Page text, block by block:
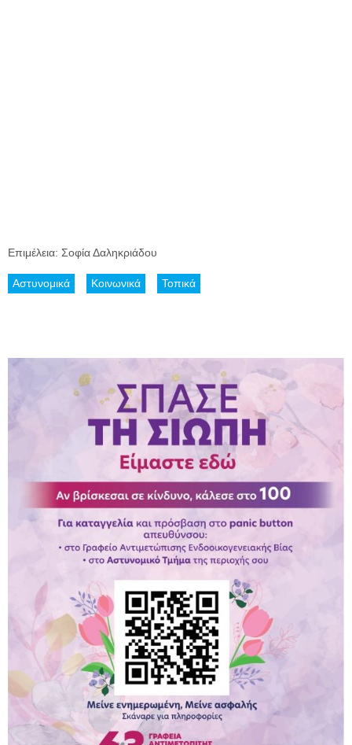
Επιμέλεια: Σοφία Δαληκριάδου
Αστυνομικά Κοινωνικά Τοπικά